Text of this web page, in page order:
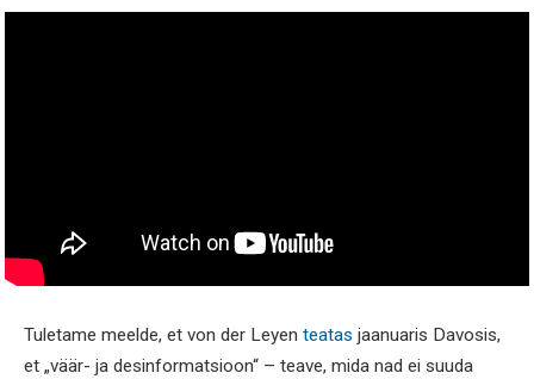
Tuletame meelde, et von der Leyen teatas jaanuaris Davosis,
et „väär- ja desinformatsioon“ – teave, mida nad ei suuda